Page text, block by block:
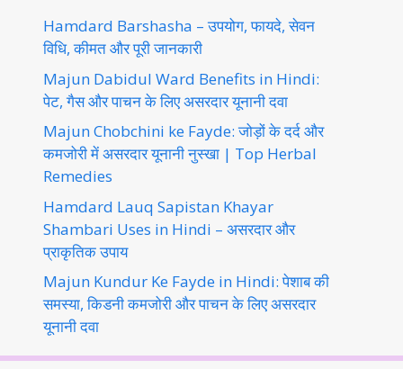
Hamdard Barshasha – उपयोग, फायदे, सेवन
विधि, कीमत और पूरी जानकारी
Majun Dabidul Ward Benefits in Hindi:
पेट, गैस और पाचन के लिए असरदार यूनानी दवा
Majun Chobchini ke Fayde: जोड़ों के दर्द और
कमजोरी में असरदार यूनानी नुस्खा | Top Herbal
Remedies
Hamdard Lauq Sapistan Khayar
Shambari Uses in Hindi – असरदार और
प्राकृतिक उपाय
Majun Kundur Ke Fayde in Hindi: पेशाब की
समस्या, किडनी कमजोरी और पाचन के लिए असरदार
यूनानी दवा